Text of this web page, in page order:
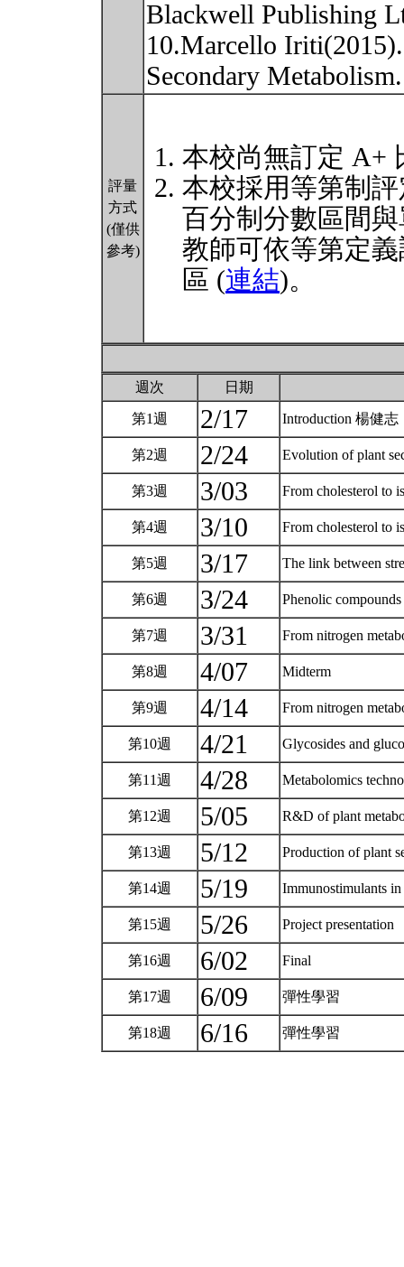
Blackwell Publishing
10.Marcello
Secondary
評量
方式
(僅供
參考)
本校尚無訂定 A+
本校採用等第制
百分制分數區間
教師可依等第定
區 (連結)。
週次 日期
第1週 2/17 Introduction 楊健志
第2週 2/24 Evolution of plant
第3週 3/03 From cholesterol to
第4週 3/10 From cholesterol to
第5週 3/17 The link between
第6週 3/24 Phenolic
第7週 3/31 From nitrogen
第8週 4/07 Midterm
第9週 4/14 From nitrogen
第10週 4/21 Glycosides and
第11週 4/28 Metabolomics
第12週 5/05 R&D of plant
第13週 5/12 Production of plant
第14週 5/19 Immunostimulants
第15週 5/26 Project presentation
第16週 6/02 Final
第17週 6/09 彈性學習
第18週 6/16 彈性學習